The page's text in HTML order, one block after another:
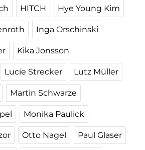
HITCH Hye Young Kim
Inga Orschinski
Kika Jonsson
Lucie Strecker Lutz Müller
Martin Schwarze
Monika Paulick
Otto Nagel Paul Glaser